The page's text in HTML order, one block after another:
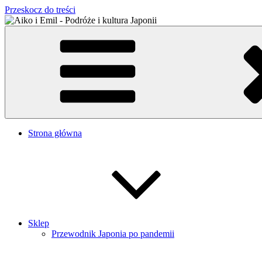
Przeskocz do treści
Aiko i Emil – Podróże i kultura Japonii
Japońsko-polskie małżeństwo w Tokio
Strona główna
Sklep
Przewodnik Japonia po pandemii